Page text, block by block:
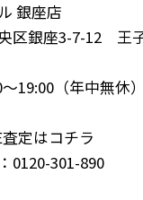
銀座店
区銀座3-7-12 王
19:00（年中無休）
定はコチラ
0120-301-890